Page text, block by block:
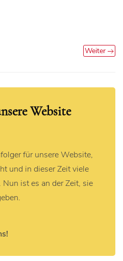
Weiter
Website
für unsere Website,
und in dieser Zeit viele
ist es an der Zeit, sie